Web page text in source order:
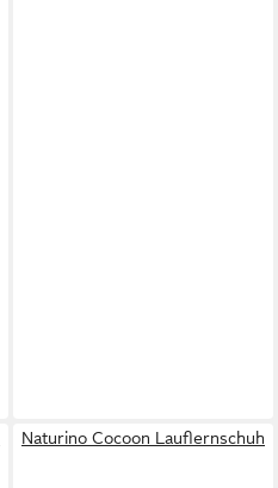
Naturino Cocoon Lauflernschuh